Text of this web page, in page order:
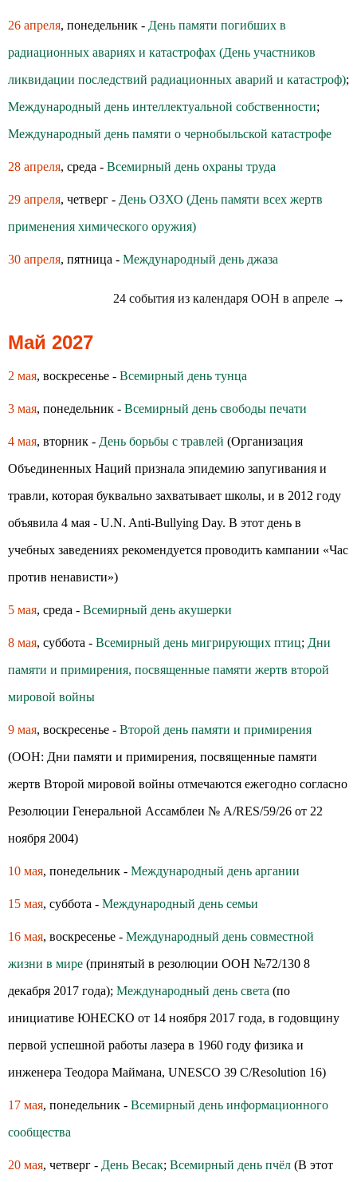
26 апреля, понедельник - День памяти погибших в
радиационных авариях и катастрофах (День участников
ликвидации последствий радиационных аварий и катастроф);
Международный день интеллектуальной собственности;
Международный день памяти о чернобыльской катастрофе
28 апреля, среда - Всемирный день охраны труда
29 апреля, четверг - День ОЗХО (День памяти всех жертв
применения химического оружия)
30 апреля, пятница - Международный день джаза
24 события из календаря ООН в апреле →
Май 2027
2 мая, воскресенье - Всемирный день тунца
3 мая, понедельник - Всемирный день свободы печати
4 мая, вторник - День борьбы с травлей (Организация
Объединенных Наций признала эпидемию запугивания и
травли, которая буквально захватывает школы, и в 2012 году
объявила 4 мая - U.N. Anti-Bullying Day. В этот день в
учебных заведениях рекомендуется проводить кампании «Час
против ненависти»)
5 мая, среда - Всемирный день акушерки
8 мая, суббота - Всемирный день мигрирующих птиц; Дни
памяти и примирения, посвященные памяти жертв второй
мировой войны
9 мая, воскресенье - Второй день памяти и примирения
(ООН: Дни памяти и примирения, посвященные памяти
жертв Второй мировой войны отмечаются ежегодно согласно
Резолюции Генеральной Ассамблеи № A/RES/59/26 от 22
ноября 2004)
10 мая, понедельник - Международный день аргании
15 мая, суббота - Международный день семьи
16 мая, воскресенье - Международный день совместной
жизни в мире (принятый в резолюции ООН №72/130 8
декабря 2017 года); Международный день света (по
инициативе ЮНЕСКО от 14 ноября 2017 года, в годовщину
первой успешной работы лазера в 1960 году физика и
инженера Теодора Маймана, UNESCO 39 C/Resolution 16)
17 мая, понедельник - Всемирный день информационного
сообщества
20 мая, четверг - День Весак; Всемирный день пчёл (В этот